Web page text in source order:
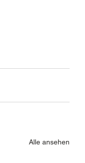
Alle ansehen